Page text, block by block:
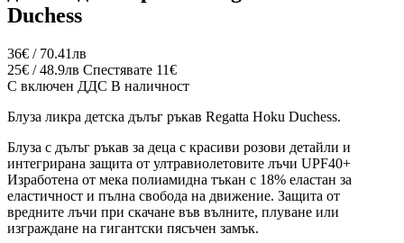
Duchess
36€ / 70.41лв
25€ / 48.9лв Спестявате 11€
С включен ДДС В наличност
Блуза ликра детска дълъг ръкав Regatta Hoku Duchess.
Блуза с дълъг ръкав за деца с красиви розови детайли и
интегрирана защита от ултравиолетовите лъчи UPF40+
Изработена от мека полиамидна тъкан с 18% еластан за
еластичност и пълна свобода на движение. Защита от
вредните лъчи при скачане във вълните, плуване или
изграждане на гигантски пясъчен замък.